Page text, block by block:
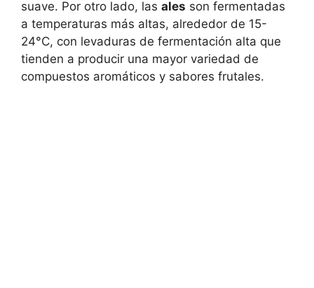
suave. Por otro lado, las ales son fermentadas
a temperaturas más altas, alrededor de 15-
24°C, con levaduras de fermentación alta que
tienden a producir una mayor variedad de
compuestos aromáticos y sabores frutales.